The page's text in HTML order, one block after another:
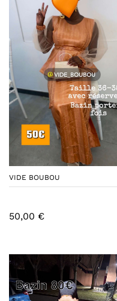
VIDE BOUBOU
50,00 €